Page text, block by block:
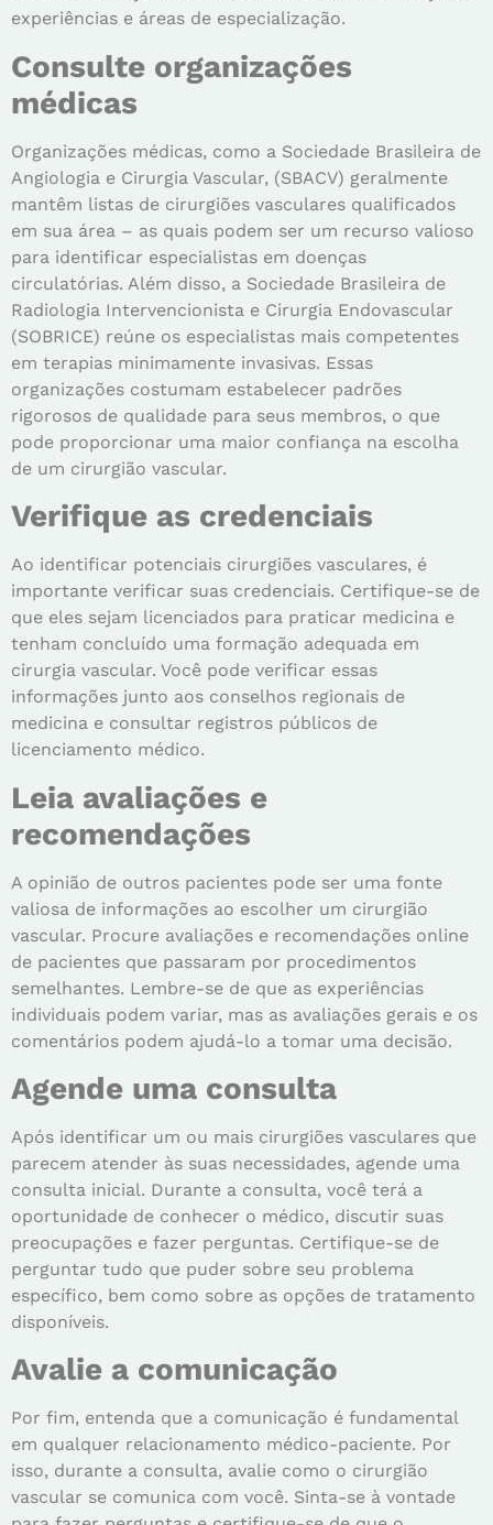
experiências e áreas de especialização.
Consulte organizações
médicas
Organizações médicas, como a Sociedade Brasileira de
Angiologia e Cirurgia Vascular, (SBACV) geralmente
mantêm listas de cirurgiões vasculares qualificados
em sua área – as quais podem ser um recurso valioso
para identificar especialistas em doenças
circulatórias. Além disso, a Sociedade Brasileira de
Radiologia Intervencionista e Cirurgia Endovascular
(SOBRICE) reúne os especialistas mais competentes
em terapias minimamente invasivas. Essas
organizações costumam estabelecer padrões
rigorosos de qualidade para seus membros, o que
pode proporcionar uma maior confiança na escolha
de um cirurgião vascular.
Verifique as credenciais
Ao identificar potenciais cirurgiões vasculares, é
importante verificar suas credenciais. Certifique-se de
que eles sejam licenciados para praticar medicina e
tenham concluído uma formação adequada em
cirurgia vascular. Você pode verificar essas
informações junto aos conselhos regionais de
medicina e consultar registros públicos de
licenciamento médico.
Leia avaliações e
recomendações
A opinião de outros pacientes pode ser uma fonte
valiosa de informações ao escolher um cirurgião
vascular. Procure avaliações e recomendações online
de pacientes que passaram por procedimentos
semelhantes. Lembre-se de que as experiências
individuais podem variar, mas as avaliações gerais e os
comentários podem ajudá-lo a tomar uma decisão.
Agende uma consulta
Após identificar um ou mais cirurgiões vasculares que
parecem atender às suas necessidades, agende uma
consulta inicial. Durante a consulta, você terá a
oportunidade de conhecer o médico, discutir suas
preocupações e fazer perguntas. Certifique-se de
perguntar tudo que puder sobre seu problema
específico, bem como sobre as opções de tratamento
disponíveis.
Avalie a comunicação
Por fim, entenda que a comunicação é fundamental
em qualquer relacionamento médico-paciente. Por
isso, durante a consulta, avalie como o cirurgião
vascular se comunica com você. Sinta-se à vontade